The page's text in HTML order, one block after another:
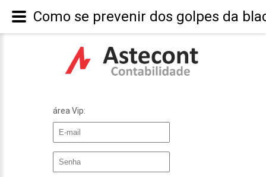
área Vip:
Como se prevenir dos golpes da